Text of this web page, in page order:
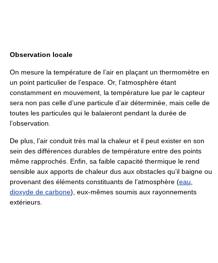
Observation locale
On mesure la température de l’air en plaçant un thermomètre en
un point particulier de l’espace. Or, l’atmosphère étant
constamment en mouvement, la température lue par le capteur
sera non pas celle d’une particule d’air déterminée, mais celle de
toutes les particules qui le balaieront pendant la durée de
l’observation.
De plus, l’air conduit très mal la chaleur et il peut exister en son
sein des différences durables de température entre des points
même rapprochés. Enfin, sa faible capacité thermique le rend
sensible aux apports de chaleur dus aux obstacles qu’il baigne ou
provenant des éléments constituants de l’atmosphère (eau
dioxyde de carbone), eux-mêmes soumis aux rayonnements
extérieurs.